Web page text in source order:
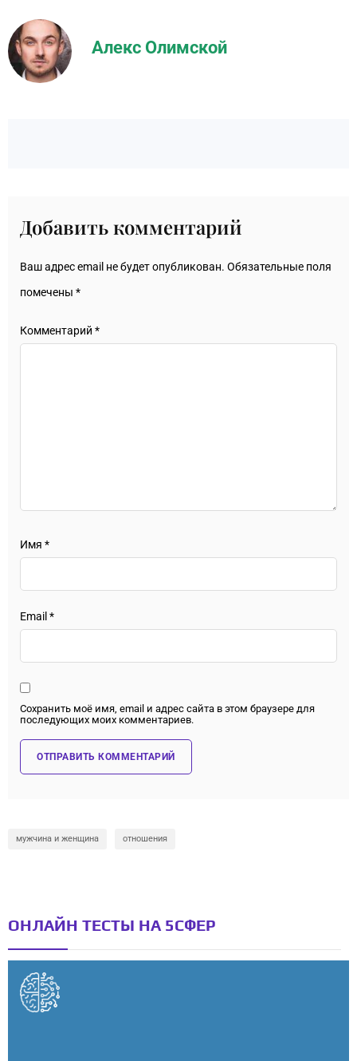
Алекс Олимской
Добавить комментарий
Ваш адрес email не будет опубликован. Обязательные поля
помечены *
Комментарий *
Имя *
Email *
Сохранить моё имя, email и адрес сайта в этом браузере для
последующих моих комментариев.
мужчина и женщина отношения
ОНЛАЙН ТЕСТЫ НА 5СФЕР